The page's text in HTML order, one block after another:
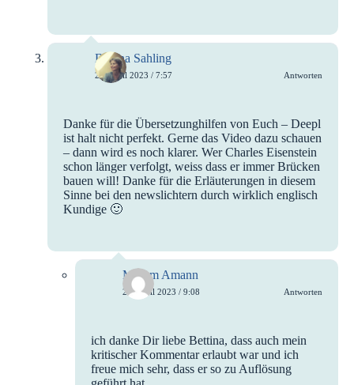
Bettina Sahling
24. April 2023 / 7:57 Antworten
Danke für die Übersetzunghilfen von Euch – Deepl
ist halt nicht perfekt. Gerne das Video dazu schauen
– dann wird es noch klarer. Wer Charles Eisenstein
schon länger verfolgt, weiss dass er immer Brücken
bauen will! Danke für die Erläuterungen in diesem
Sinne bei den newslichtern durch wirklich englisch
Kundige 🙂
Mirjam Amann
24. April 2023 / 9:08 Antworten
ich danke Dir liebe Bettina, dass auch mein
kritischer Kommentar erlaubt war und ich
freue mich sehr, dass er so zu Auflösung